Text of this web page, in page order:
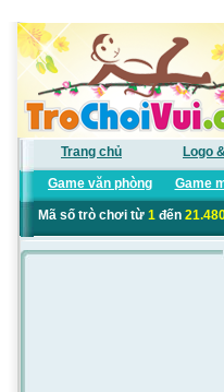
Trang chủ Logo
Game văn phòng Game
Mã số trò chơi từ 1đến